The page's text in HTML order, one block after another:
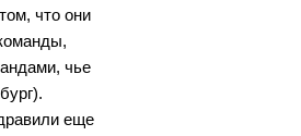
что они
чье
еще